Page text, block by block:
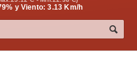
y Viento: 3.13 Km/h